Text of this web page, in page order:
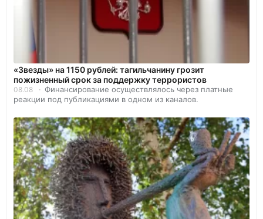
«Звезды» на 1150 рублей: тагильчанину грозит
пожизненный срок за поддержку террористов
08.08
Финансирование осуществлялось через платные
реакции под публикациями в одном из каналов.